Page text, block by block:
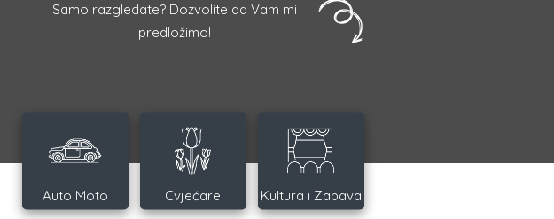
Samo razgledate? Dozvolite da Vam mi
predložimo!
Auto Moto Cvjećare Kultura i Zabava